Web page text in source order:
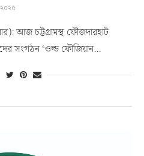
আজ চট্টগ্রামস্থ ফৌজদারহাট
সংগঠন ‘ওল্ড ফৌজিয়ান…